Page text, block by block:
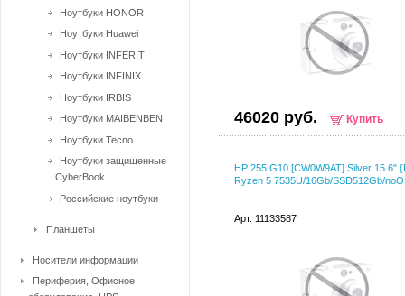
46020 руб. Купить
HP 255 G10 [CW0W9AT] Silver 15.6"
Ryzen 5 7535U/16Gb/SSD512Gb/
Арт. 11133587
Ноутбуки HONOR
Ноутбуки Huawei
Ноутбуки INFERIT
Ноутбуки INFINIX
Ноутбуки IRBIS
Ноутбуки MAIBENBEN
Ноутбуки Tecno
Ноутбуки защищенные
CyberBook
Российские ноутбуки
Планшеты
Носители информации
Периферия, Офисное